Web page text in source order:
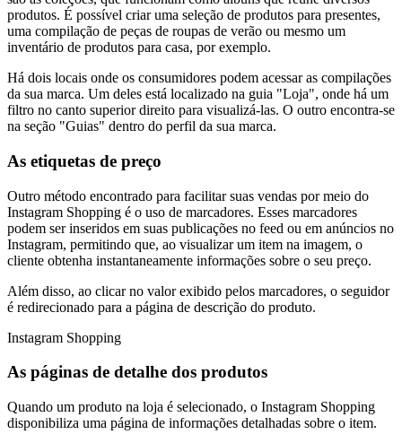
produtos. É possível criar uma seleção de produtos para presentes,
uma compilação de peças de roupas de verão ou mesmo um
inventário de produtos para casa, por exemplo.
Há dois locais onde os consumidores podem acessar as compilações
da sua marca. Um deles está localizado na guia "Loja", onde há um
filtro no canto superior direito para visualizá-las. O outro encontra-se
na seção "Guias" dentro do perfil da sua marca.
As etiquetas de preço
Outro método encontrado para facilitar suas vendas por meio do
Instagram Shopping é o uso de marcadores. Esses marcadores
podem ser inseridos em suas publicações no feed ou em anúncios no
Instagram, permitindo que, ao visualizar um item na imagem, o
cliente obtenha instantaneamente informações sobre o seu preço.
Além disso, ao clicar no valor exibido pelos marcadores, o seguidor
é redirecionado para a página de descrição do produto.
Instagram Shopping
As páginas de detalhe dos produtos
Quando um produto na loja é selecionado, o Instagram Shopping
disponibiliza uma página de informações detalhadas sobre o item.